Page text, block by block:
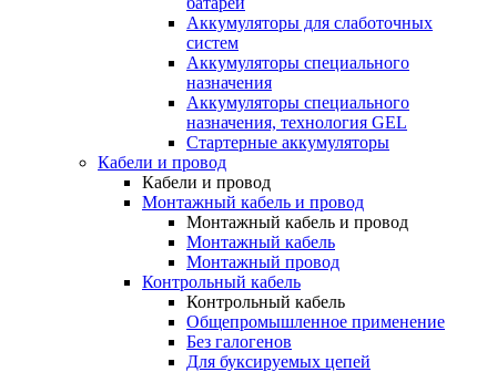
Аккумуляторы для слаботочных
систем
Аккумуляторы специального
назначения
Аккумуляторы специального
назначения, технология GEL
Стартерные аккумуляторы
Кабели и провод
Кабели и провод
Монтажный кабель и провод
Монтажный кабель и провод
Монтажный кабель
Монтажный провод
Контрольный кабель
Контрольный кабель
Общепромышленное применение
Без галогенов
Для буксируемых цепей